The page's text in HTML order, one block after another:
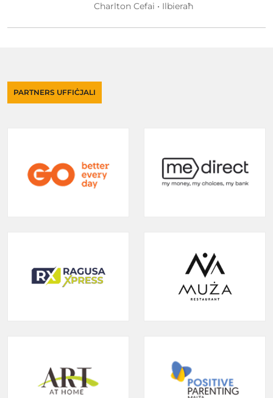
Charlton Cefai • Ilbieraħ
PARTNERS UFFIĊJALI